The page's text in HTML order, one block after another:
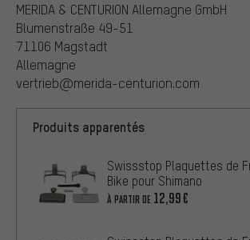
MERIDA & CENTURION Allemagne GmbH
Blumenstraße 49-51
71106 Magstadt
Allemagne
vertrieb@merida-centurion.com
Produits apparentés
Swissstop Plaquettes de
Bike pour Shimano
À PARTIR DE 12,99€